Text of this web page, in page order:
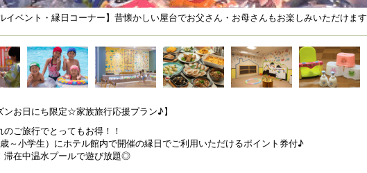
イベント・縁日コーナー】昔懐かしい屋台でお父さん・お母さんもお楽しみいただけます
ンお日にち限定☆家族旅行応援プラン♪】
のご旅行でとってもお得！！
～小学生）にホテル館内で開催の縁日でご利用いただけるポイント券付♪
滞在中温水プールで遊び放題◎